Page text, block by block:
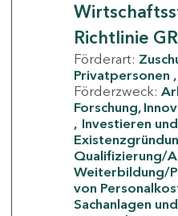
Richtlinie
Förderart:
Privatpersonen
Förderzweck:
Forschung,
Investieren
Qualifizierung/
Weiterbildung/
von
Sachanlagen